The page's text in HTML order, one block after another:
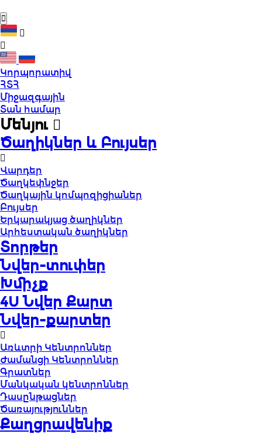
Կորպորատիվ
ՀՏՀ
Միջազգային
Տան համար
Մենյու
Ծաղիկներ և Բույսեր
Վարդեր
Ծաղկեփնջեր
Ծաղկային կոմպոզիցիաներ
Բույսեր
Երկարակյաց ծաղիկներ
Արհեստական ծաղիկներ
Տորթեր
Նվեր-տուփեր
Խմիչք
4U Նվեր Քարտ
Նվեր-քարտեր
Առևտրի Կենտրոններ
Ժամանցի Կենտրոններ
Գրատներ
Մանկական կենտրոններ
Դասընթացներ
Ծառայություններ
Քաղցրավենիք